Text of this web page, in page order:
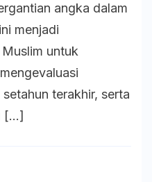
Baru
dengan
angka dalam
menjadi
untuk
terakhir, serta
[…]